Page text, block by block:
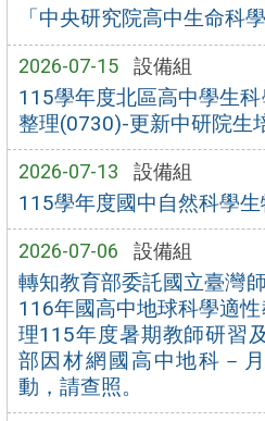
「中央研究院高中生命科
2026-07-15 設備組
115學年度北區高中學生
整理(0730)-更新中研院生
2026-07-13 設備組
115學年度國中自然科學
2026-07-06 設備組
轉知教育部委託國立臺灣
116年國高中地球科學適
理115年度暑期教師研習
部因材網國高中地科－
動，請查照。